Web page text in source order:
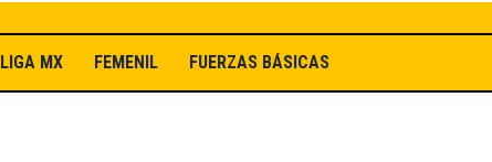
LIGA MX FEMENIL FUERZAS BÁSICAS